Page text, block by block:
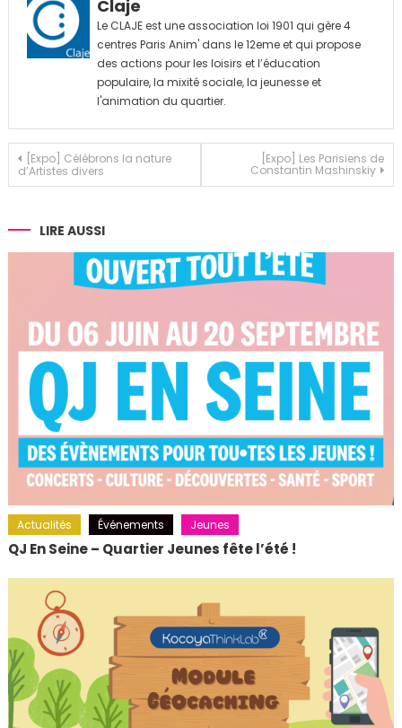
Claje
Le CLAJE est une association loi 1901 qui gère 4
centres Paris Anim' dans le 12eme et qui propose
des actions pour les loisirs et l’éducation
populaire, la mixité sociale, la jeunesse et
l'animation du quartier.
Navigation
de
l’article
[Expo] Célébrons la nature
d’Artistes divers
[Expo] Les Parisiens de
Constantin Mashinskiy
LIRE AUSSI
Actualités Événements Jeunes
QJ En Seine – Quartier Jeunes fête l’été !